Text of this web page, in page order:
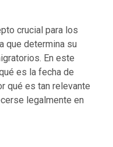
crucial para los
que determina su
En este
es la fecha de
qué es tan relevante
legalmente en